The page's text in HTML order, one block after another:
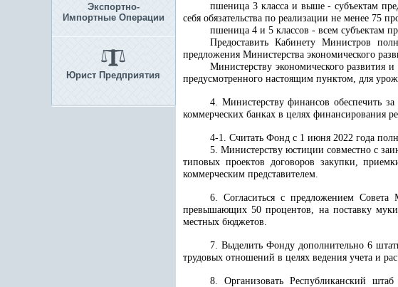
Экспортно-
Импортные Операции
Юрист Предприятия
пшеница 3 класса и выше - субъектам
себя обязательства по реализации не менее 75
пшеница 4 и 5 классов - всем субъектам
Предоставить Кабинету Министров
предложения Министерства экономического
Министерству экономического развития
предусмотренного настоящим пунктом, для
4. Министерству финансов обеспечить
коммерческих банках в целях финансирования
4-1. Считать Фонд с 1 июня 2022 года
5. Министерству юстиции совместно с
типовых проектов договоров закупки,
коммерческим представителем.
6. Согласиться с предложением Совета
превышающих 50 процентов, на поставку
местных бюджетов.
7. Выделить Фонду дополнительно 6
трудовых отношений в целях ведения учета и
8. Организовать Республиканский